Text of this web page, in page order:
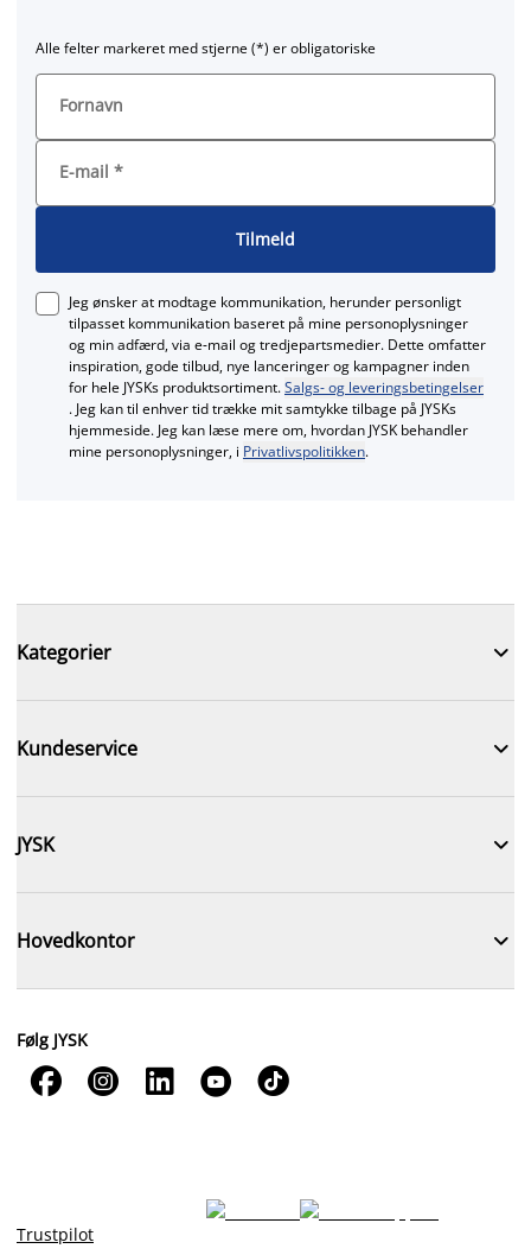
Alle felter markeret med stjerne (*) er obligatoriske
Fornavn
E-mail *
Tilmeld
Jeg ønsker at modtage kommunikation, herunder personligt
tilpasset kommunikation baseret på mine personoplysninger
og min adfærd, via e‑mail og tredjepartsmedier. Dette omfatter
inspiration, gode tilbud, nye lanceringer og kampagner inden
for hele JYSKs produktsortiment.Salgs- og leveringsbetingelser
. Jeg kan til enhver tid trække mit samtykke tilbage på JYSKs
hjemmeside. Jeg kan læse mere om, hvordan JYSK behandler
mine personoplysninger, i Privatlivspolitikken.
Kategorier 
Kundeservice 
JYSK 
Hovedkontor 
Følg JYSK
    
Trustpilot